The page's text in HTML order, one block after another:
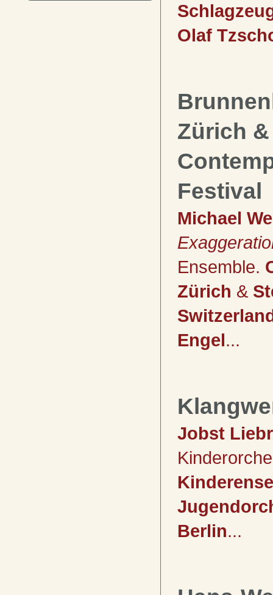
Olaf
Zürich
Festival
Michael
Ensemble.
Zürich &
Engel...
Jobst
Berlin...